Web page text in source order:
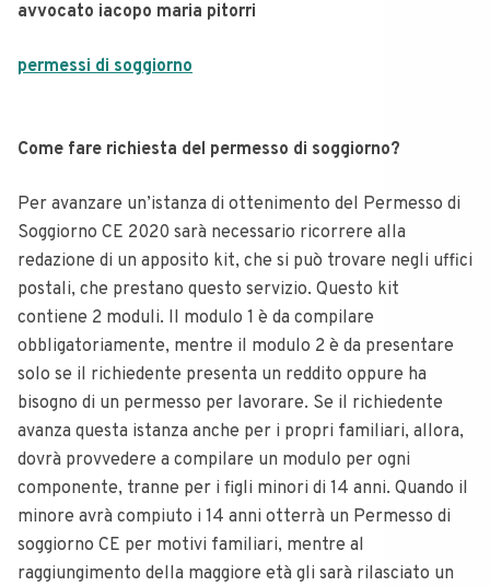
avvocato iacopo maria pitorri
permessi di soggiorno
Come fare richiesta del permesso di soggiorno?
Per avanzare un’istanza di ottenimento del Permesso di
Soggiorno CE 2020 sarà necessario ricorrere alla
redazione di un apposito kit, che si può trovare negli uffici
postali, che prestano questo servizio. Questo kit
contiene 2 moduli. Il modulo 1 è da compilare
obbligatoriamente, mentre il modulo 2 è da presentare
solo se il richiedente presenta un reddito oppure ha
bisogno di un permesso per lavorare. Se il richiedente
avanza questa istanza anche per i propri familiari, allora,
dovrà provvedere a compilare un modulo per ogni
componente, tranne per i figli minori di 14 anni. Quando il
minore avrà compiuto i 14 anni otterrà un Permesso di
soggiorno CE per motivi familiari, mentre al
raggiungimento della maggiore età gli sarà rilasciato un